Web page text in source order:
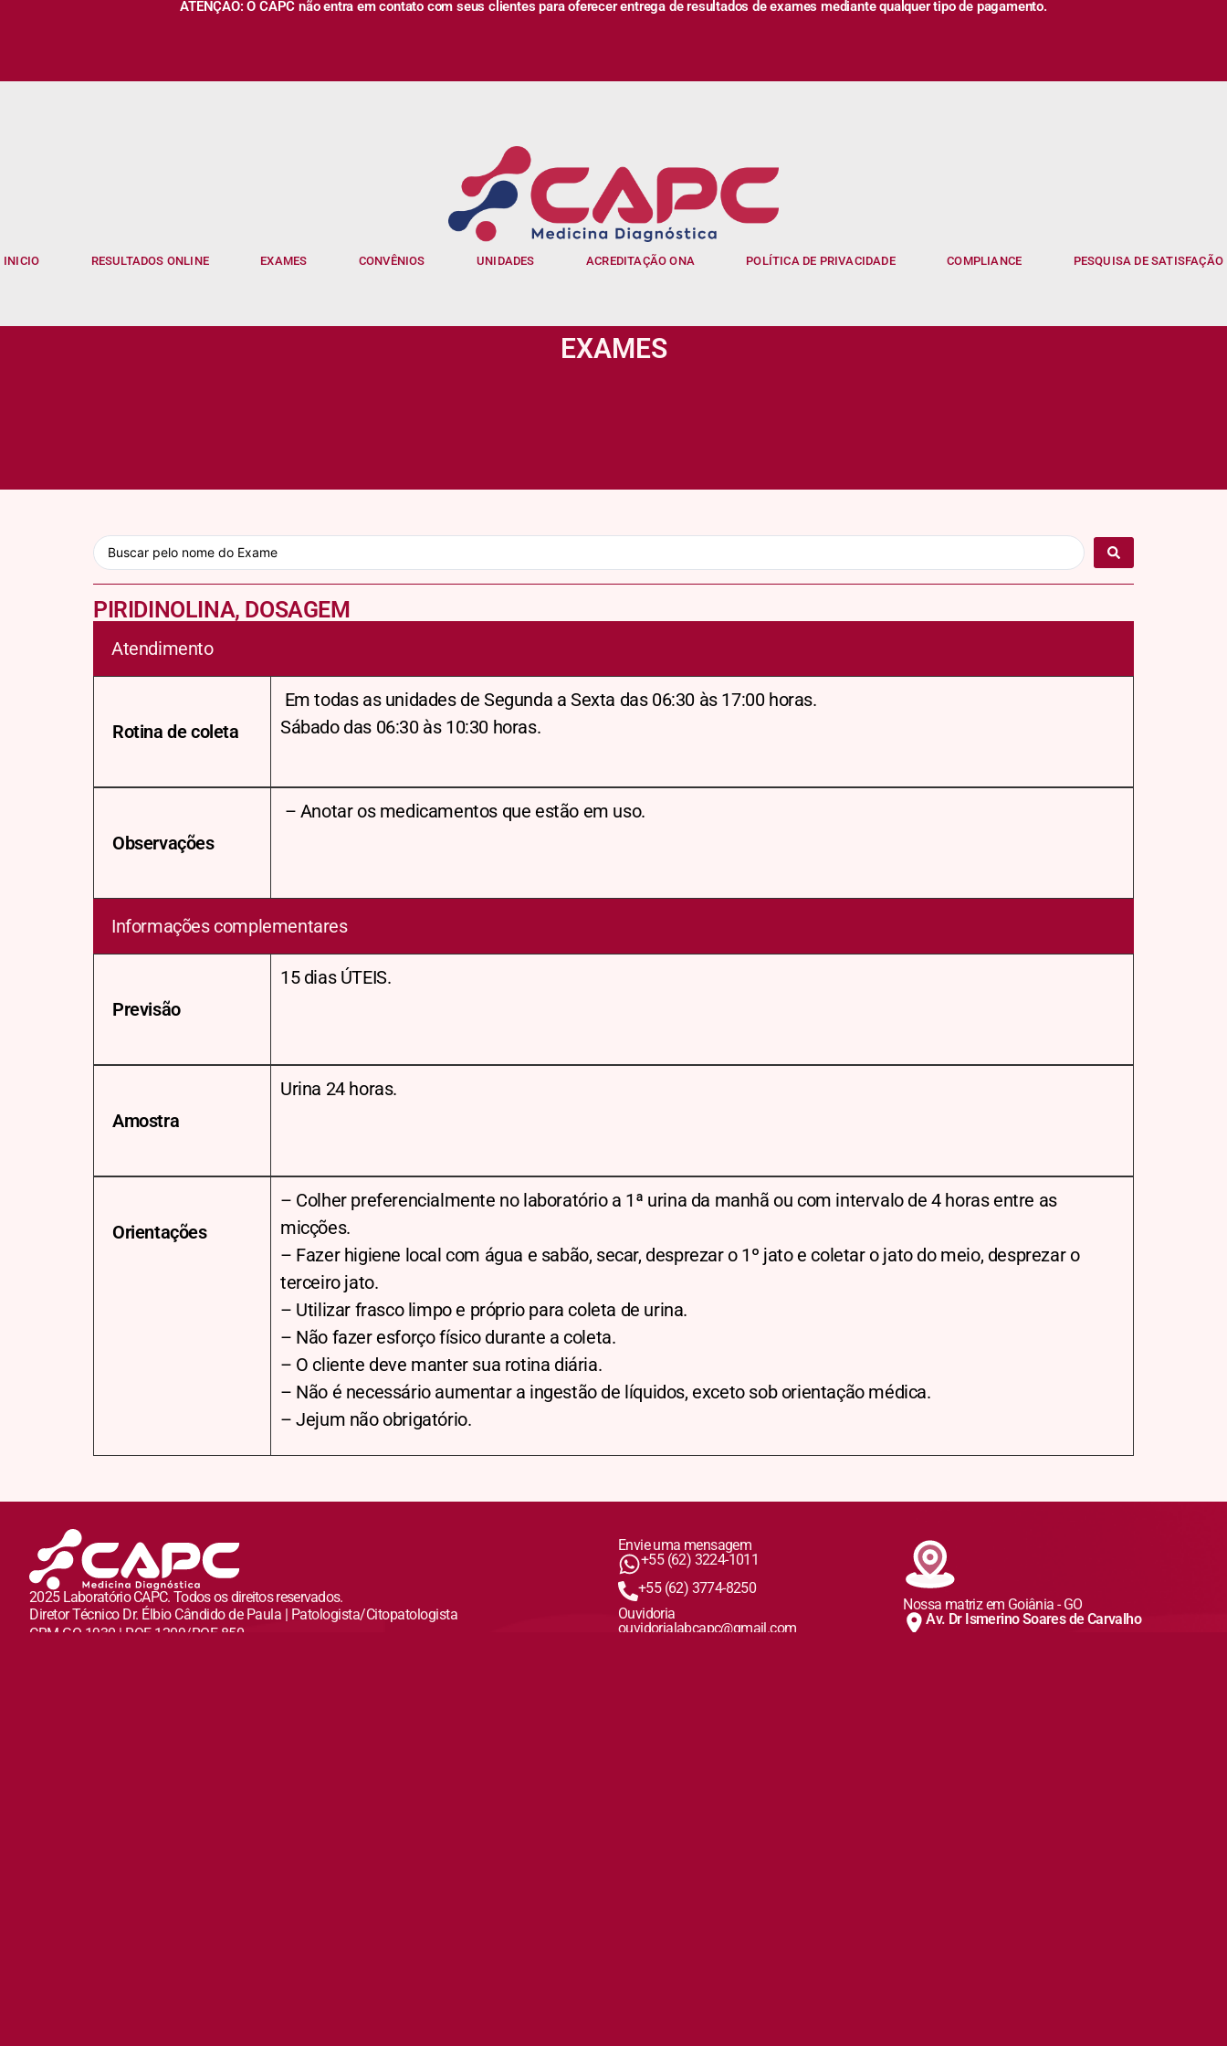
ATENÇÃO: O CAPC não entra em contato com seus clientes para oferecer entrega de resultados de exames mediante qualquer tipo de pagamento.
INICIO RESULTADOS ONLINE EXAMES CONVÊNIOS UNIDADES ACREDITAÇÃO ONA POLÍTICA DE PRIVACIDADE COMPLIANCE PESQUISA DE SATISFAÇÃO
EXAMES
PIRIDINOLINA, DOSAGEM
Atendimento
Rotina de coleta
Em todas as unidades de Segunda a Sexta das 06:30 às 17:00 horas.
Sábado das 06:30 às 10:30 horas.
Observações
– Anotar os medicamentos que estão em uso.
Informações complementares
Previsão
15 dias ÚTEIS.
Amostra
Urina 24 horas.
Orientações
– Colher preferencialmente no laboratório a 1ª urina da manhã ou com intervalo de 4 horas entre as
micções.
– Fazer higiene local com água e sabão, secar, desprezar o 1º jato e coletar o jato do meio, desprezar o
terceiro jato.
– Utilizar frasco limpo e próprio para coleta de urina.
– Não fazer esforço físico durante a coleta.
– O cliente deve manter sua rotina diária.
– Não é necessário aumentar a ingestão de líquidos, exceto sob orientação médica.
– Jejum não obrigatório.
2025 Laboratório CAPC. Todos os direitos reservados.
Diretor Técnico Dr. Élbio Cândido de Paula | Patologista/Citopatologista
CRM GO 1930 | RQE 1209/RQE 850
Envie uma mensagem
+55 (62) 3224-1011
+55 (62) 3774-8250
Ouvidoria
ouvidorialabcapc@gmail.com
Nossa matriz em Goiânia - GO
Av. Dr Ismerino Soares de Carvalho